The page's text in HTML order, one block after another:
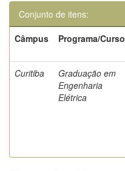
Conjunto de itens:
Câmpus
Programa/Curso
Curitiba
Graduação em
Engenharia
Elétrica